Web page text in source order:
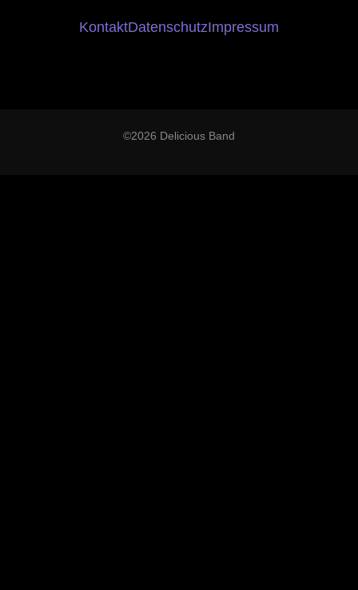
KontaktDatenschutzImpressum
©2026 Delicious Band